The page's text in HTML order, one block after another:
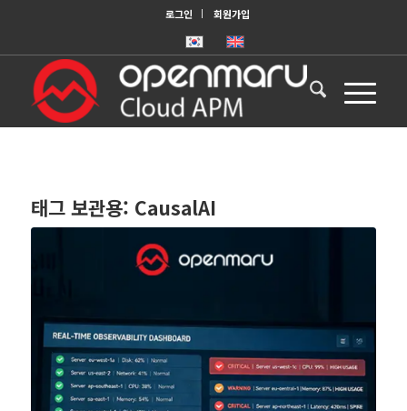
로그인 회원가입
태그 보관용: CausalAI